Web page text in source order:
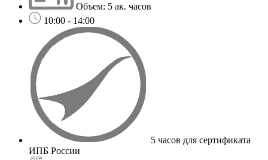
Объем: 5 ак. часов
10:00 - 14:00
5 часов для сертификата
ИПБ России